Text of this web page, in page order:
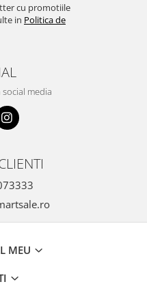
cu promotiile
in Politica de
media
MEU